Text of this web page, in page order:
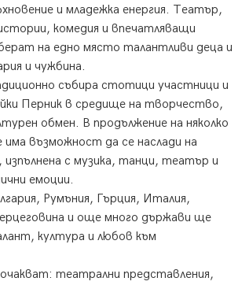
и младежка енергия. Театър,
комедия и впечатляващи
на едно място талантливи деца и
и чужбина.
събира стотици участници и
Перник в средище на творчество,
обмен. В продължение на няколко
възможност да се наслади на
с музика, танци, театър и
емоции.
Румъния, Гърция, Италия,
и още много държави ще
култура и любов към
театрални представления,